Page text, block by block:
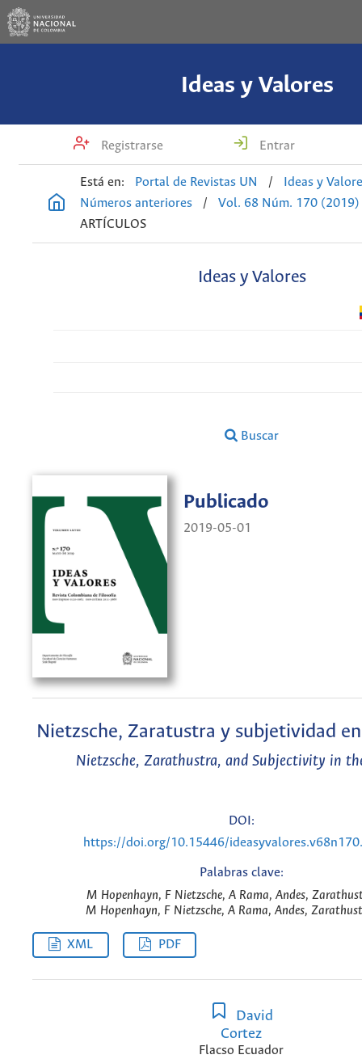
Ideas y Valores
Registrarse Entrar
Está en: Portal de Revistas UN /
Ideas y
Números anteriores
/
Vol. 68 Núm. 170 (2019)
ARTÍCULOS
Ideas y Valores
Buscar
Publicado
2019-05-01
Nietzsche, Zaratustra y subjetividad
Nietzsche, Zarathustra, and Subjectivity in
DOI:
https://doi.org/10.15446/
Palabras clave:
M Hopenhayn, F Nietzsche, A Rama, Andes,
M Hopenhayn, F Nietzsche, A Rama, Andes,
XML PDF
David
Cortez
Flacso Ecuador